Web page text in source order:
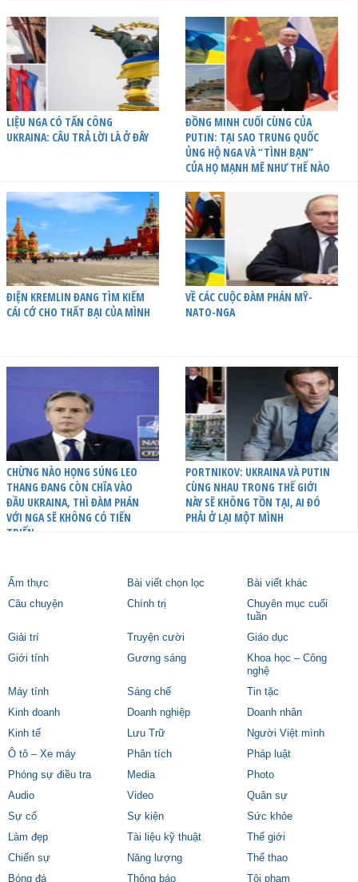
LIỆU NGA CÓ TẤN CÔNG
UKRAINA: CÂU TRẢ LỜI LÀ Ở ĐÂY
ĐỒNG MINH CUỐI CÙNG CỦA
PUTIN: TẠI SAO TRUNG QUỐC
ỦNG HỘ NGA VÀ “TÌNH BẠN”
CỦA HỌ MẠNH MẼ NHƯ THẾ NÀO
ĐIỆN KREMLIN ĐANG TÌM KIẾM
CÁI CỚ CHO THẤT BẠI CỦA MÌNH
VỀ CÁC CUỘC ĐÀM PHÁN MỸ-
NATO-NGA
CHỪNG NÀO HỌNG SÚNG LEO
THANG ĐANG CÒN CHĨA VÀO
ĐẦU UKRAINA, THÌ ĐÀM PHÁN
VỚI NGA SẼ KHÔNG CÓ TIẾN
TRIỂN
PORTNIKOV: UKRAINA VÀ PUTIN
CÙNG NHAU TRONG THẾ GIỚI
NÀY SẼ KHÔNG TỒN TẠI, AI ĐÓ
PHẢI Ở LẠI MỘT MÌNH
Ẩm thực Bài viết chọn lọc
Bài viết khác
Câu chuyện
Chính trị
Chuyên mục cuối
tuần
Giải trí
Truyện cười
Giáo dục
Giới tính
Gương sáng
Khoa học – Công
nghệ
Máy tính
Sáng chế
Tin tặc
Kinh doanh
Doanh nghiệp
Doanh nhân
Kinh tế
Lưu Trữ
Người Việt mình
Ô tô – Xe máy
Phân tích
Pháp luật
Phóng sự điều tra
Media
Photo
Audio
Video
Quân sự
Sự cố
Sự kiện
Sức khỏe
Làm đẹp
Tài liệu kỹ thuật
Thế giới
Chiến sự
Năng lượng
Thể thao
Bóng đá
Thông báo Tội phạm